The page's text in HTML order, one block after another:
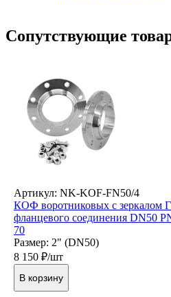
Cопутствующие
Артикул: NK-KOF-FN50/4
КОФ воротниковых с зеркалом
фланцевого соединения DN50
70
Размер: 2" (DN50)
8 150 ₽/шт
В корзину